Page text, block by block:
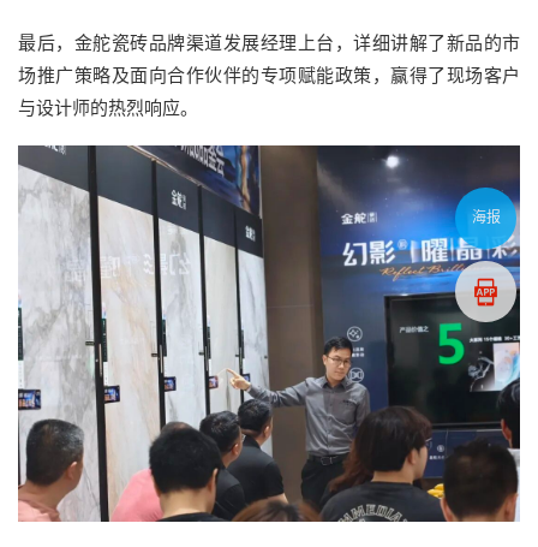
最后，金舵瓷砖品牌渠道发展经理上台，详细讲解了新品的市
场推广策略及面向合作伙伴的专项赋能政策，赢得了现场客户
与设计师的热烈响应。
海报